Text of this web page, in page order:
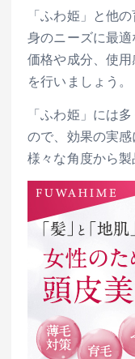
「ふわ姫」と他
身のニーズに最適
価格や成分、使
を行いましょう。
「ふわ姫」には
ので、効果の実感
様々な角度から製